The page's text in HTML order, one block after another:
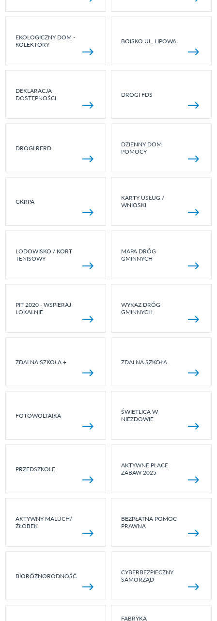
EKOLOGICZNY DOM -
KOLEKTORY
BOISKO UL. LIPOWA
DEKLARACJA
DOSTĘPNOŚCI
DROGI FDS
DROGI RFRD
DZIENNY DOM
POMOCY
GKRPA
KARTY USŁUG /
WNIOSKI
LODOWISKO / KORT
TENISOWY
MAPA DRÓG
GMINNYCH
PIT 2020 - WSPIERAJ
LOKALNIE
WYKAZ DRÓG
GMINNYCH
ZDALNA SZKOŁA + ZDALNA SZKOŁA
FOTOWOLTAIKA
ŚWIETLICA W
NIEZDOWIE
PRZEDSZKOLE
AKTYWNE PLACE
ZABAW 2025
AKTYWNY MALUCH/
ŻŁOBEK
BEZPŁATNA POMOC
PRAWNA
BIORÓŻNORODNOŚĆ
CYBERBEZPIECZNY
SAMORZĄD
FABRYKA